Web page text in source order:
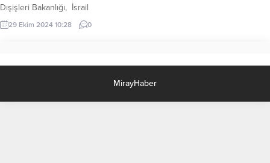
Dışişleri Bakanlığı, İsrail
Parlamentosunun, Birleşmiş
Milletler Yakın Doğu’daki Filistin
Filistin topraklarındaki faaliyetlerine
açıkça ihlal ettiğini bildirdi.
29 Ekim 2024 10:28 0
MirayHaber